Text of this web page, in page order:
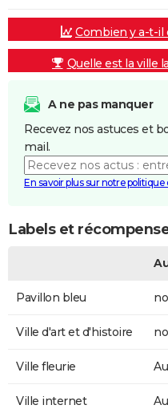
Combien y a-t-il
Quelle est la ville
A ne pas manquer
Recevez nos astuces et
mail.
En savoir plus sur notre
Labels et
Pavillon bleu
Ville d'art et d'histoire
Ville fleurie
Ville internet